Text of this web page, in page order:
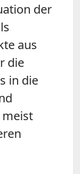
der
aus
die
in die
meist